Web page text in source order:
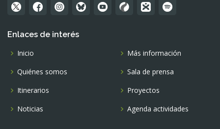
Enlaces de interés
Inicio
Quiénes somos
Itinerarios
Noticias
Más información
Sala de prensa
Proyectos
Agenda actividades